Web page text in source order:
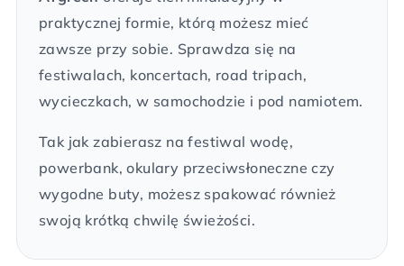
praktycznej formie, którą możesz mieć
zawsze przy sobie. Sprawdza się na
festiwalach, koncertach, road tripach,
wycieczkach, w samochodzie i pod namiotem.
Tak jak zabierasz na festiwal wodę,
powerbank, okulary przeciwsłoneczne czy
wygodne buty, możesz spakować również
swoją krótką chwilę świeżości.